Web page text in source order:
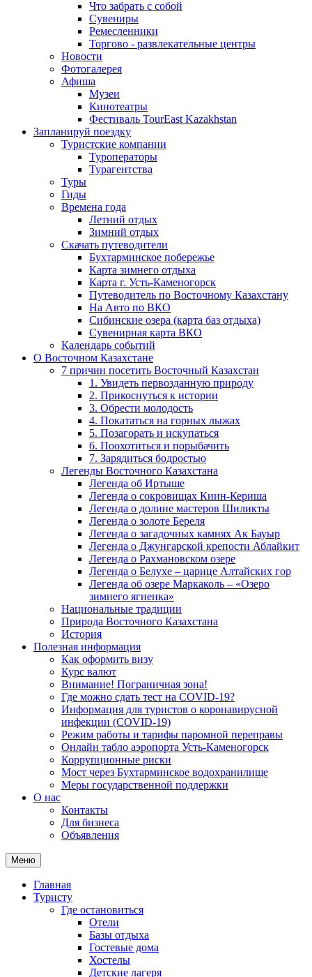
Что забрать с собой
Сувениры
Ремесленники
Торгово - развлекательные центры
Новости
Фотогалерея
Афиша
Музеи
Кинотеатры
Фестиваль TourEast Kazakhstan
Запланируй поездку
Туристские компании
Туроператоры
Турагентства
Туры
Гиды
Времена года
Летний отдых
Зимний отдых
Скачать путеводители
Бухтарминское побережье
Карта зимнего отдыха
Карта г. Усть-Каменогорск
Путеводитель по Восточному Казахстану
На Авто по ВКО
Сибинские озера (карта баз отдыха)
Сувенирная карта ВКО
Календарь событий
О Восточном Казахстане
7 причин посетить Восточный Казахстан
1. Увидеть первозданную природу
2. Прикоснуться к истории
3. Обрести молодость
4. Покататься на горных лыжах
5. Позагорать и искупаться
6. Поохотиться и порыбачить
7. Зарядиться бодростью
Легенды Восточного Казахстана
Легенда об Иртыше
Легенда о сокровищах Киин-Кериша
Легенда о долине мастеров Шиликты
Легенда о золоте Береля
Легенда о загадочных камнях Ак Бауыр
Легенда о Джунгарской крепости Аблайкит
Легенда о Рахмановском озере
Легенда о Белухе – царице Алтайских гор
Легенда об озере Маркаколь – «Озеро
зимнего ягненка»
Национальные традиции
Природа Восточного Казахстана
История
Полезная информация
Как оформить визу
Курс валют
Внимание! Пограничная зона!
Где можно сдать тест на COVID-19?
Информация для туристов о коронавирусной
инфекции (COVID-19)
Режим работы и тарифы паромной переправы
Онлайн табло аэропорта Усть-Каменогорск
Коррупционные риски
Мост через Бухтарминское водохранилище
Меры государственной поддержки
О нас
Контакты
Для бизнеса
Объявления
Меню
Главная
Туристу
Где остановиться
Отели
Базы отдыха
Гостевые дома
Хостелы
Детские лагеря